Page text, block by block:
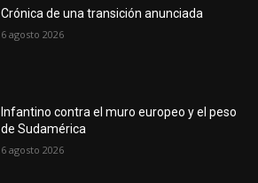
Crónica de una transición anunciada
6 agosto 2026
Infantino contra el muro europeo y el peso
de Sudamérica
6 agosto 2026